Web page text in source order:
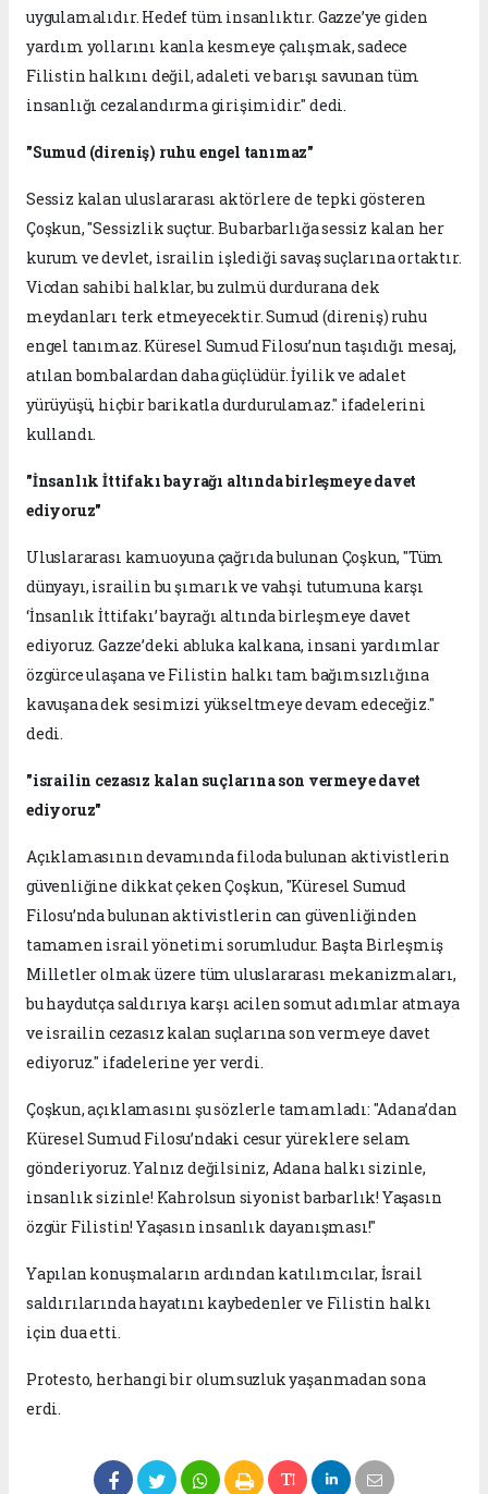
uygulamalıdır. Hedef tüm insanlıktır. Gazze’ye giden
yardım yollarını kanla kesmeye çalışmak, sadece
Filistin halkını değil, adaleti ve barışı savunan tüm
insanlığı cezalandırma girişimidir." dedi.
"Sumud (direniş) ruhu engel tanımaz"
Sessiz kalan uluslararası aktörlere de tepki gösteren
Çoşkun, "Sessizlik suçtur. Bu barbarlığa sessiz kalan her
kurum ve devlet, israilin işlediği savaş suçlarına ortaktır.
Vicdan sahibi halklar, bu zulmü durdurana dek
meydanları terk etmeyecektir. Sumud (direniş) ruhu
engel tanımaz. Küresel Sumud Filosu’nun taşıdığı mesaj,
atılan bombalardan daha güçlüdür. İyilik ve adalet
yürüyüşü, hiçbir barikatla durdurulamaz." ifadelerini
kullandı.
"İnsanlık İttifakı bayrağı altında birleşmeye davet
ediyoruz"
Uluslararası kamuoyuna çağrıda bulunan Çoşkun, "Tüm
dünyayı, israilin bu şımarık ve vahşi tutumuna karşı
‘İnsanlık İttifakı’ bayrağı altında birleşmeye davet
ediyoruz. Gazze’deki abluka kalkana, insani yardımlar
özgürce ulaşana ve Filistin halkı tam bağımsızlığına
kavuşana dek sesimizi yükseltmeye devam edeceğiz."
dedi.
"israilin cezasız kalan suçlarına son vermeye davet
ediyoruz"
Açıklamasının devamında filoda bulunan aktivistlerin
güvenliğine dikkat çeken Çoşkun, "Küresel Sumud
Filosu’nda bulunan aktivistlerin can güvenliğinden
tamamen israil yönetimi sorumludur. Başta Birleşmiş
Milletler olmak üzere tüm uluslararası mekanizmaları,
bu haydutça saldırıya karşı acilen somut adımlar atmaya
ve israilin cezasız kalan suçlarına son vermeye davet
ediyoruz." ifadelerine yer verdi.
Çoşkun, açıklamasını şu sözlerle tamamladı: "Adana’dan
Küresel Sumud Filosu’ndaki cesur yüreklere selam
gönderiyoruz. Yalnız değilsiniz, Adana halkı sizinle,
insanlık sizinle! Kahrolsun siyonist barbarlık! Yaşasın
özgür Filistin! Yaşasın insanlık dayanışması!"
Yapılan konuşmaların ardından katılımcılar, İsrail
saldırılarında hayatını kaybedenler ve Filistin halkı
için dua etti.
Protesto, herhangi bir olumsuzluk yaşanmadan sona
erdi.